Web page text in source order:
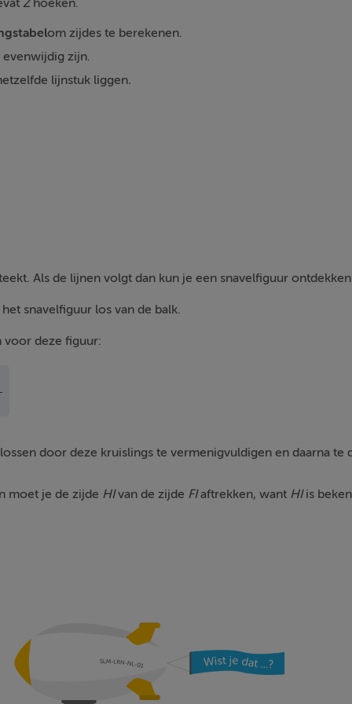
Zhoeken.
om zijdes te berekenen.
zijn.
lijnstuk liggen.
Als de lijnen volgt dan kun je een snavelfiguur
snavelfiguur los van de balk.
voor deze figuur:
door deze kruislings te vermenigvuldigen en daarna te
moet je de zijde HIvan de zijde FIaftrekken, want HIis